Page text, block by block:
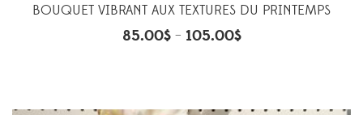
BOUQUET VIBRANT AUX TEXTURES DU PRINTEMPS
85.00$– 105.00$